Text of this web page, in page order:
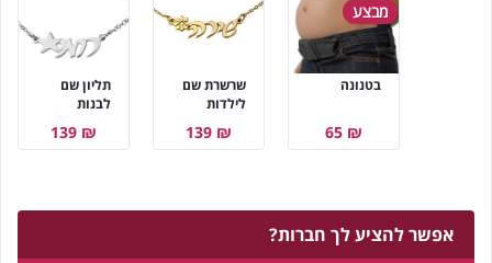
תליון שם
לבנות
₪ 139
שרשרת שם
לילדות
₪ 139
מבצע
בטנונה
₪ 65
אפשר להציע לך חברות?